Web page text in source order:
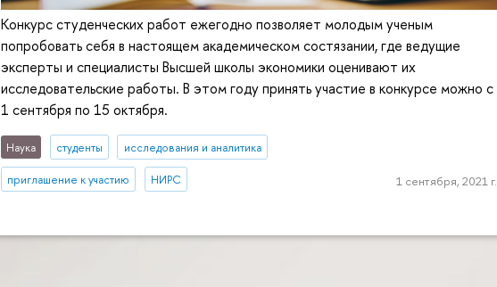
Конкурс студенческих работ ежегодно позволяет молодым ученым
попробовать себя в настоящем академическом состязании, где ведущие
эксперты и специалисты Высшей школы экономики оценивают их
исследовательские работы. В этом году принять участие в конкурсе можно с
1 сентября по 15 октября.
Наука студенты исследования и аналитика
приглашение к участию НИРС 1 сентября, 2021 г.